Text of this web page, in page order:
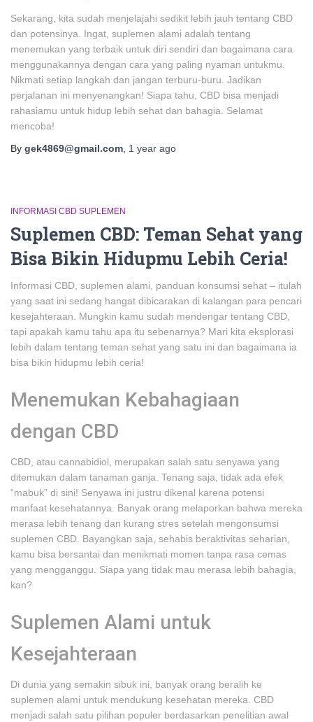
Sekarang, kita sudah menjelajahi sedikit lebih jauh tentang CBD
dan potensinya. Ingat, suplemen alami adalah tentang
menemukan yang terbaik untuk diri sendiri dan bagaimana cara
menggunakannya dengan cara yang paling nyaman untukmu.
Nikmati setiap langkah dan jangan terburu-buru. Jadikan
perjalanan ini menyenangkan! Siapa tahu, CBD bisa menjadi
rahasiamu untuk hidup lebih sehat dan bahagia. Selamat
mencoba!
By gek4869@gmail.com 1 year ago
INFORMASI CBD SUPLEMEN
Suplemen CBD: Teman Sehat yang
Bisa Bikin Hidupmu Lebih Ceria!
Informasi CBD, suplemen alami, panduan konsumsi sehat – itulah
yang saat ini sedang hangat dibicarakan di kalangan para pencari
kesejahteraan. Mungkin kamu sudah mendengar tentang CBD,
tapi apakah kamu tahu apa itu sebenarnya? Mari kita eksplorasi
lebih dalam tentang teman sehat yang satu ini dan bagaimana ia
bisa bikin hidupmu lebih ceria!
Menemukan Kebahagiaan
dengan CBD
CBD, atau cannabidiol, merupakan salah satu senyawa yang
ditemukan dalam tanaman ganja. Tenang saja, tidak ada efek
“mabuk” di sini! Senyawa ini justru dikenal karena potensi
manfaat kesehatannya. Banyak orang melaporkan bahwa mereka
merasa lebih tenang dan kurang stres setelah mengonsumsi
suplemen CBD. Bayangkan saja, sehabis beraktivitas seharian,
kamu bisa bersantai dan menikmati momen tanpa rasa cemas
yang mengganggu. Siapa yang tidak mau merasa lebih bahagia,
kan?
Suplemen Alami untuk
Kesejahteraan
Di dunia yang semakin sibuk ini, banyak orang beralih ke
suplemen alami untuk mendukung kesehatan mereka. CBD
menjadi salah satu pilihan populer berdasarkan penelitian awal